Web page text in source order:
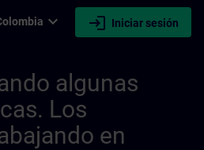
expand_more login Iniciar sesión
algunas
Los
en